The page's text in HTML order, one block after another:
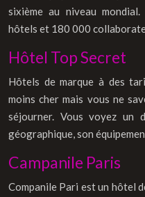
sixième au niveau
hôtels et 180 000
Hôtel Top Secret
Hôtels de marque à des
moins cher mais vous ne
séjourner. Vous voyez un
géographique, son
Campanile Paris
Companile Pari est un hôtel